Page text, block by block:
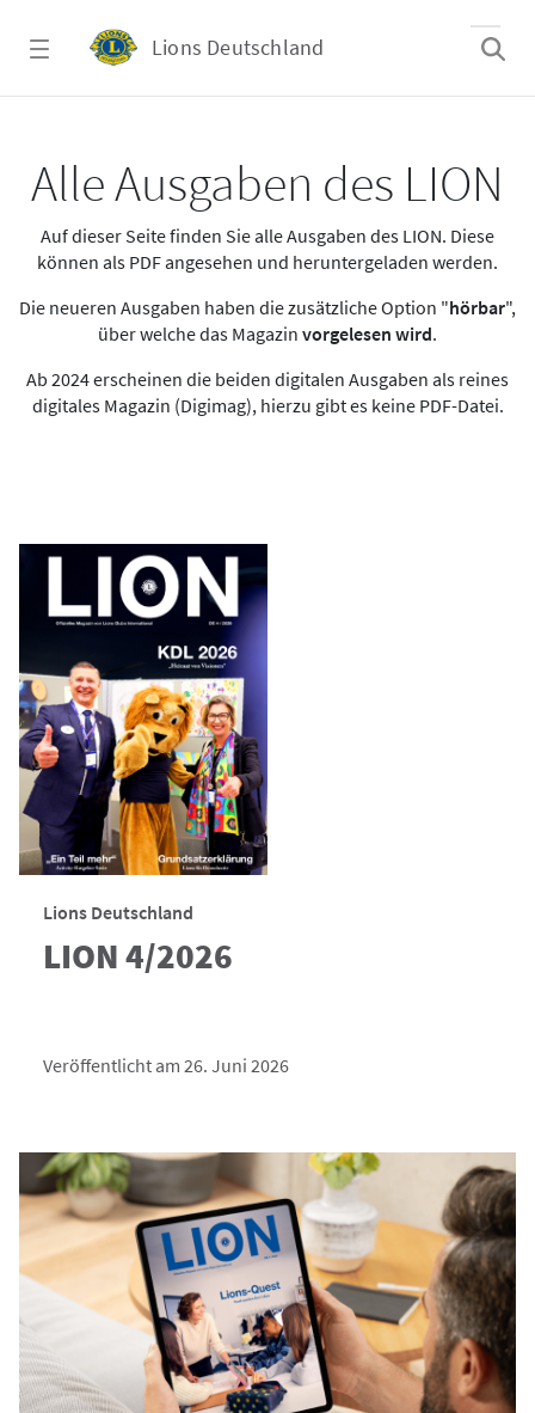
Lions Deutschland
Alle Ausgaben des LION
Auf dieser Seite finden Sie alle Ausgaben des LION. Diese
können als PDF angesehen und heruntergeladen werden.
Die neueren Ausgaben haben die zusätzliche Option "hörbar",
über welche das Magazin vorgelesen wird.
Ab 2024 erscheinen die beiden digitalen Ausgaben als reines
digitales Magazin (Digimag), hierzu gibt es keine PDF-Datei.
Lions Deutschland
LION 4/2026
Veröffentlicht am 26. Juni 2026